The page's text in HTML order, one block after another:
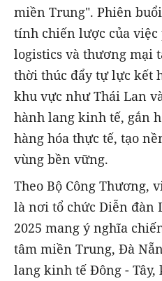
miền Trung". Phiên
tính chiến lược của
logistics và thương mại
thời thúc đẩy tự lực kết
khu vực như Thái Lan
hành lang kinh tế, gắn
hàng hóa thực tế, tạo
vùng bền vững.
Theo Bộ Công Thương,
là nơi tổ chức Diễn đàn
2025 mang ý nghĩa
tâm miền Trung, Đà
lang kinh tế Đông -